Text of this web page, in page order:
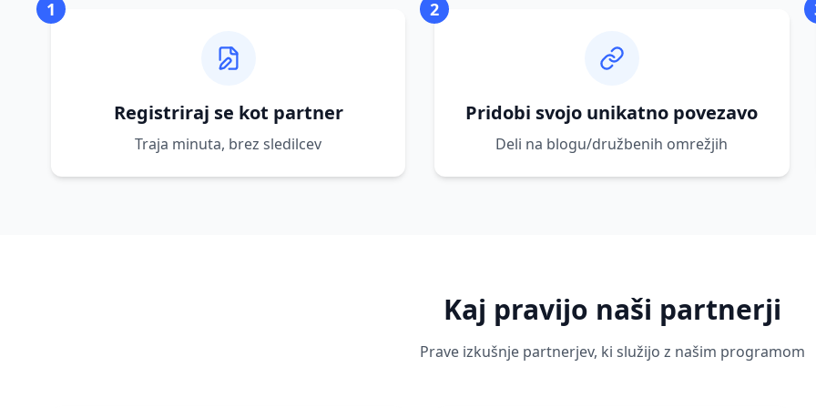
1
Registriraj se kot partner
Traja minuta, brez sledilcev
2
Pridobi svojo unikatno povezavo
Deli na blogu/družbenih omrežjih
Kaj pravijo naši partnerji
Prave izkušnje partnerjev, ki služijo z našim programom